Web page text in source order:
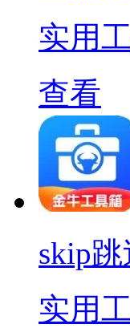
实用
查看
skip
实用